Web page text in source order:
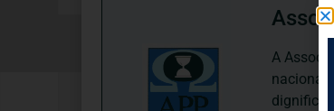
A
nacional,